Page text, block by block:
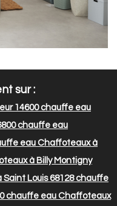
sur :
14600chauffe eau
chauffe eau
eau Chaffoteaux à
à Billy Montigny
Louis 68128chauffe
chauffe eau Chaffoteaux